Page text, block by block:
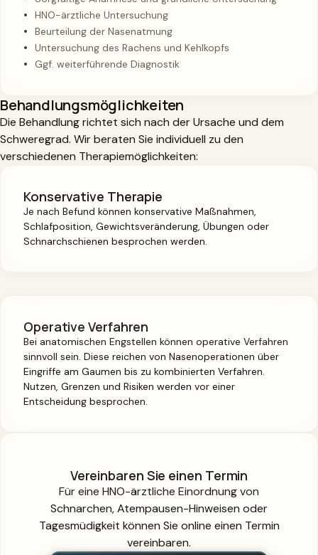
HNO-ärztliche Untersuchung
Beurteilung der Nasenatmung
Untersuchung des Rachens und Kehlkopfs
Ggf. weiterführende Diagnostik
Behandlungsmöglichkeiten
Die Behandlung richtet sich nach der Ursache und dem
Schweregrad. Wir beraten Sie individuell zu den
verschiedenen Therapiemöglichkeiten:
Konservative Therapie
Je nach Befund können konservative Maßnahmen,
Schlafposition, Gewichtsveränderung, Übungen oder
Schnarchschienen besprochen werden.
Operative Verfahren
Bei anatomischen Engstellen können operative Verfahren
sinnvoll sein. Diese reichen von Nasenoperationen über
Eingriffe am Gaumen bis zu kombinierten Verfahren.
Nutzen, Grenzen und Risiken werden vor einer
Entscheidung besprochen.
Vereinbaren Sie einen Termin
Für eine HNO-ärztliche Einordnung von
Schnarchen, Atempausen-Hinweisen oder
Tagesmüdigkeit können Sie online einen Termin
vereinbaren.